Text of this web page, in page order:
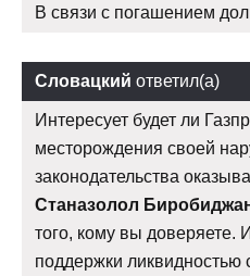
В связи с погашением
Словацкий ответил(а)
Интересует будет ли
месторождения своей
законодательства
Станазолол
того, кому вы доверяете.
поддержки ликвидностью